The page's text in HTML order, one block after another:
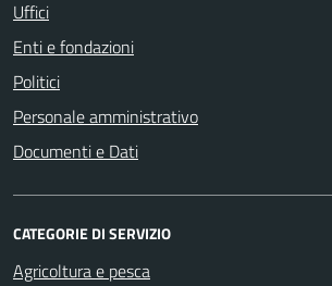
Uffici
Enti e fondazioni
Politici
Personale amministrativo
Documenti e Dati
CATEGORIE DI SERVIZIO
Agricoltura e pesca